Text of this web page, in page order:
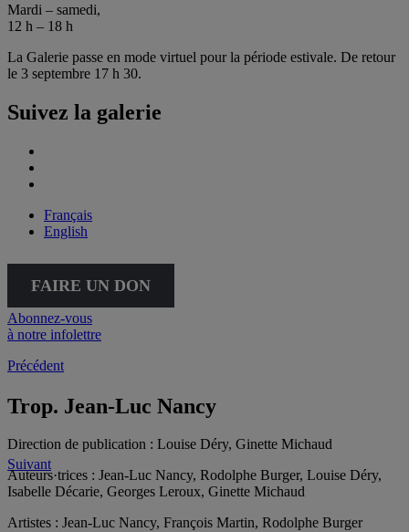
Mardi – samedi,
12 h – 18 h
La Galerie passe en mode virtuel pour la période estivale. De retour
le 3 septembre 17 h 30.
Suivez la galerie
Français
English
FAIRE UN DON
Abonnez-vous
à notre infolettre
Précédent
Suivant
Trop. Jean-Luc Nancy
Direction de publication : Louise Déry, Ginette Michaud
Auteurs·trices : Jean-Luc Nancy, Rodolphe Burger, Louise Déry,
Isabelle Décarie, Georges Leroux, Ginette Michaud
Artistes : Jean-Luc Nancy, François Martin, Rodolphe Burger